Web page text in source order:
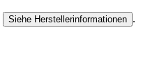
Siehe Herstellerinformationen .